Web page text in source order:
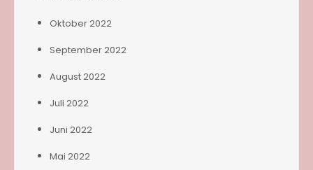
Oktober 2022
September 2022
August 2022
Juli 2022
Juni 2022
Mai 2022